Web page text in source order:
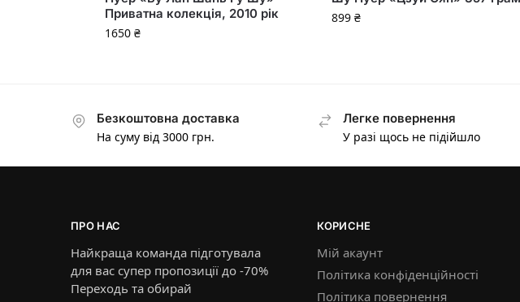
Приватна колекція, 2010 рік
1650 ₴
899 ₴
Безкоштовна доставка
На суму від 3000 грн.
Легке повернення
У разі щось не підійшло
ПРО НАС
Найкраща команда підготувала
для вас супер пропозиції до -70%
Переходь та обирай
КОРИСНЕ
Мій акаунт
Політика конфіденційності
Політика повернення